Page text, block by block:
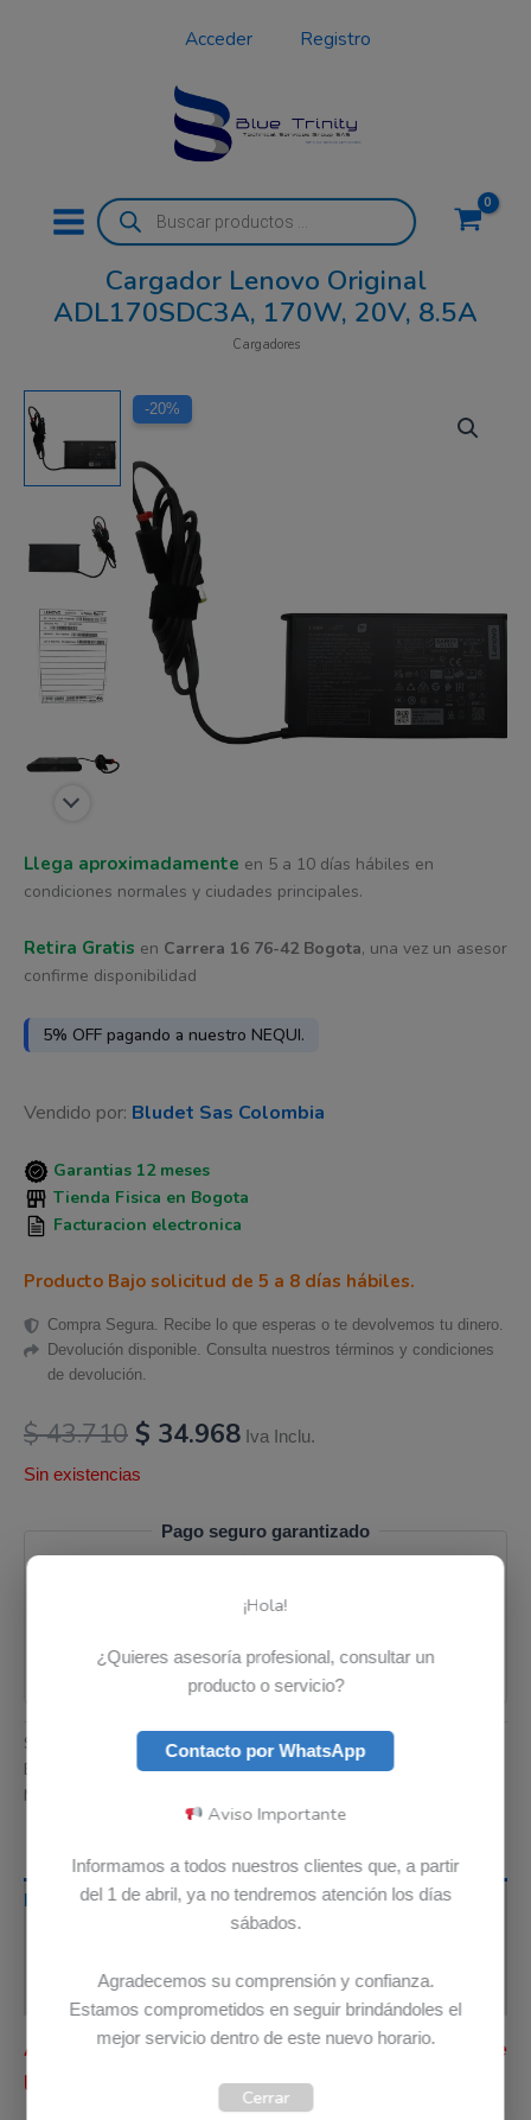
Acceder Registro
Búsqueda
de
productos
Cargador Lenovo Original
ADL170SDC3A, 170W, 20V, 8.5A
Cargadores
-20%
Llega aproximadamente en 5 a 10 días hábiles en
condiciones normales y ciudades principales.
Retira Gratis en Carrera 16 76-42 Bogota, una vez un asesor
confirme disponibilidad
5% OFF pagando a nuestro NEQUI.
Vendido por: Bludet Sas Colombia
Garantias 12 meses
Tienda Fisica en Bogota
Facturacion electronica
Producto Bajo solicitud de 5 a 8 días hábiles.
Compra Segura. Recibe lo que esperas o te devolvemos tu dinero.
Devolución disponible. Consulta nuestros términos y condiciones
de devolución.
$43.710
El
precio
original
era:
$ 43.710.
$ 34.968 Iva Inclu.
Sin existencias
Pago seguro garantizado
SKU: 5A11K67849 Categoría:Cargadores
Etiquetas:
Envio Gratis,Garantia 12 meses,Original
Marca:
Descripción
Valoraciones (0)
Antes de comprar, por favor lee detenidamente
la siguiente información.
¡Hola!
¿Quieres asesoría profesional, consultar un
producto o servicio?
Contacto por WhatsApp
Aviso Importante
Informamos a todos nuestros clientes que, a partir
del 1 de abril, ya no tendremos atención los días
sábados.
Agradecemos su comprensión y confianza.
Estamos comprometidos en seguir brindándoles el
mejor servicio dentro de este nuevo horario.
Cerrar